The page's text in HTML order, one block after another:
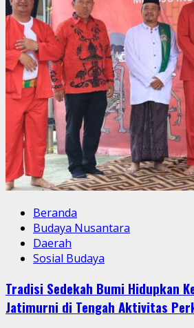
Beranda
Budaya Nusantara
Daerah
Sosial Budaya
Tradisi Sedekah Bumi Hidupkan
Jatimurni di Tengah Aktivitas